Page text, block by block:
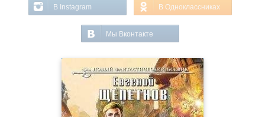
В Instagram В Одноклассниках
Мы Вконтакте